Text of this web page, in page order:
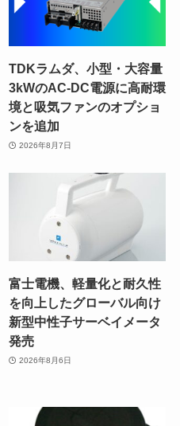
TDKラムダ、小型・大容量
3kWのAC-DC電源に高耐環
境と吸気ファンのオプショ
ンを追加
2026年8月7日
富士電機、軽量化と耐久性
を向上したグローバル向け
新型中性子サーベイメータ
発売
2026年8月6日